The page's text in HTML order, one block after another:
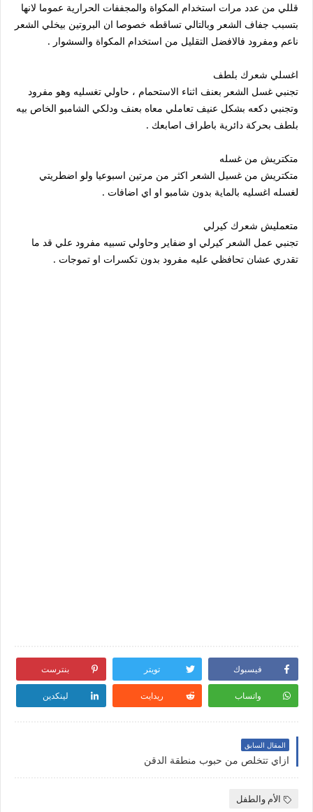
قللي من عدد مرات استخدام المكواة والمجففات الحرارية عموما لانها
بتسبب جفاف الشعر وبالتالي تساقطه خصوصا ان البروتين بيخلي الشعر
ناعم ومفرود فالافضل التقليل من استخدام المكواة والسشوار .
اغسلي شعرك بلطف
تجنبي غسل الشعر بعنف اثناء الاستحمام ، حاولي تغسليه وهو مفرود
وتجنبي دكعه بشكل عنيف تعاملي معاه بعنف ودلكي الشامبو الخاص بيه
بلطف بحركة دائرية باطراف اصابعك .
متكتريش من غسله
متكتريش من غسيل الشعر اكثر من مرتين اسبوعيا ولو اضطريتي
لغسله اغسليه بالماية بدون شامبو او اي اضافات .
متعمليش شعرك كيرلي
تجنبي عمل الشعر كيرلي او ضفاير وحاولي تسبيه مفرود علي قد ما
تقدري عشان تحافظي عليه مفرود بدون تكسرات او تموجات .
فيسبوك تويتر بنترست
واتساب ريدايت لينكدين
المقال السابق
ازاي تتخلص من حبوب منطقة الدقن
الأم والطفل